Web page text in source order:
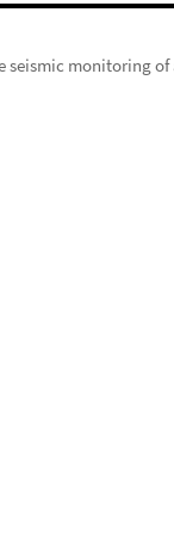
seismic monitoring of